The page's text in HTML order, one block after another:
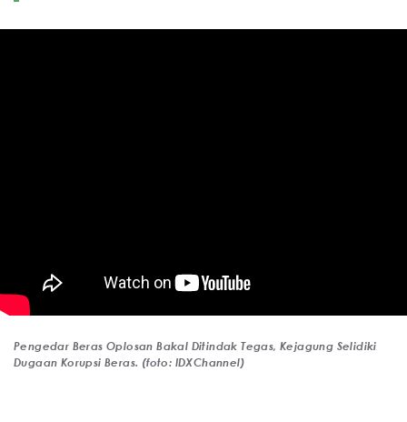
Pengedar Beras Oplosan Bakal Ditindak Tegas, Kejagung Selidiki
Dugaan Korupsi Beras. (foto: IDXChannel)